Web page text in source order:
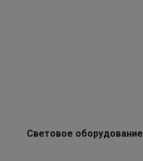
Световое оборудование